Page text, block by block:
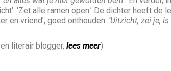
‘Zet alle ramen open.’ De dichter heeft de
en vriend’, goed onthouden: ‘Uitzicht, zei je,
literair blogger, lees meer)